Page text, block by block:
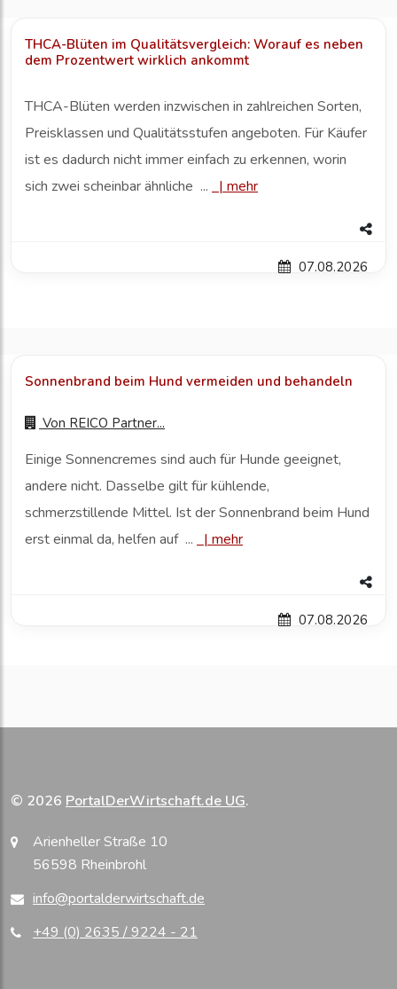
THCA-Blüten im Qualitätsvergleich: Worauf es neben
dem Prozentwert wirklich ankommt
THCA-Blüten werden inzwischen in zahlreichen Sorten,
Preisklassen und Qualitätsstufen angeboten. Für Käufer
ist es dadurch nicht immer einfach zu erkennen, worin
sich zwei scheinbar ähnliche ...
| mehr
07.08.2026
Sonnenbrand beim Hund vermeiden und behandeln
Von REICO Partner...
Einige Sonnencremes sind auch für Hunde geeignet,
andere nicht. Dasselbe gilt für kühlende,
schmerzstillende Mittel. Ist der Sonnenbrand beim Hund
erst einmal da, helfen auf ...
| mehr
07.08.2026
© 2026 PortalDerWirtschaft.de UG.
Arienheller Straße 10
56598 Rheinbrohl
info@portalderwirtschaft.de
+49 (0) 2635 / 9224 - 21